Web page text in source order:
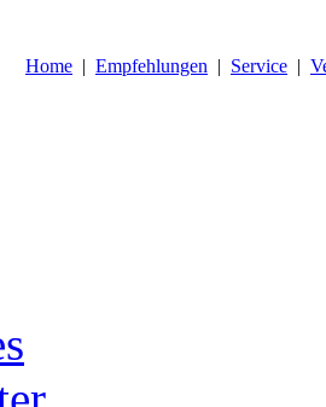
Home | Empfehlungen | Service |